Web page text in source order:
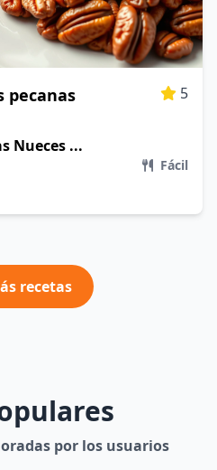
pecanas 5
Nueces ...
Fácil
recetas
por los usuarios